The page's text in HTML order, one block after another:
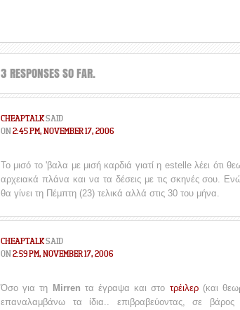
3 RESPONSES SO FAR.
CHEAPTALKSAID
ON2:45 PM, NOVEMBER 17, 2006
Το μισό το 'βαλα με μισή καρδιά γιατί η estelle λέει ότι
αρχειακά πλάνα και να τα δέσεις με τις σκηνές σου. Ενώ
θα γίνει τη Πέμπτη (23) τελικά αλλά στις 30 του μήνα.
CHEAPTALKSAID
ON2:59 PM, NOVEMBER 17, 2006
Όσο για τη Mirren τα έγραψα και στο τρέιλερ(και
επαναλαμβάνω τα ίδια.. επιβραβεύοντας, σε βάρος